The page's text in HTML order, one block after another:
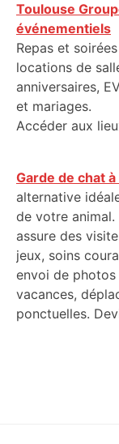
Toulouse
événementiels
Repas et
locations de
anniversaires,
et mariages.
Accéder aux
Garde de chat
alternative
de votre
assure des
jeux, soins
envoi de photos
vacances,
ponctuelles.